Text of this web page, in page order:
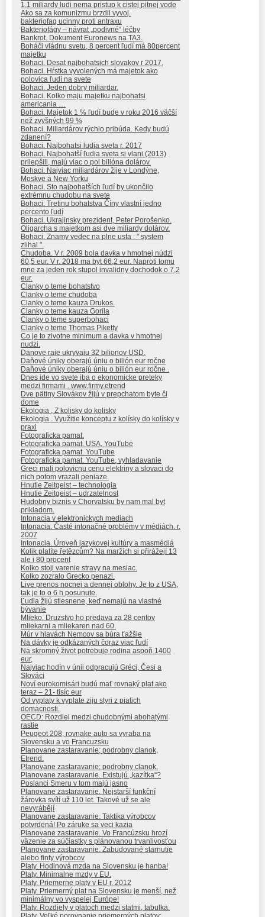
1,1 miliardy ludi nema pristup k cistej pitnej vode
Ako sa za komunizmu brzdil vyvoj.
bakteriofag ucinny proti antraxu
Bakteriofágy – návrat „podivné“ léčby
Bankrot. Dokument Euronews na TA3.
Boháči vládnu svetu, 8 percent ľudí má 80percent
majetku
Bohaci. Desat najbohatsich slovakov r 2017.
Bohaci. Hŕstka vyvolených má majetok ako
polovica ľudí na svete
Bohaci. Jeden dobry miliardar.
Bohaci. Kolko maju majetku najbohatsi
americania …
Bohaci. Majetok 1 % ľudí bude v roku 2016 väčší
než zvyšných 99 %
Bohaci. Miliardárov rýchlo pribúda. Kedy budú
zdanení?
Bohaci. Najbohatsi ludia sveta r. 2017
Bohaci. Najbohatší ľudia sveta si vlani (2013)
prilepšili, majú viac o pol bilióna dolárov.
Bohaci. Najviac miliardárov žije v Londýne,
Moskve a New Yorku
Bohaci. Sto najbohatších ľudí by ukončilo
extrémnu chudobu na svete
Bohaci. Tretinu bohatstva Číny vlastní jedno
percento ľudí
Bohaci. Ukrajinsky prezident, Peter Porošenko.
Oligarcha s majetkom asi dve miliardy dolárov.
Bohaci. Znamy vedec na plne usta : " system
zlihal ".
Chudoba. V r. 2009 bola davka v hmotnej núdzi
60,5 eur. V r. 2018 ma byt 66,2 eur. Naproti tomu
mne za jeden rok stupol invalidny dochodok o 7,2
eur.
Clanky o teme bohatstvo
Clanky o teme chudoba
Clanky o teme kauza Drukos.
Clanky o teme kauza Gorila
Clanky o teme superbohaci
Clanky o teme Thomas Piketty
Co je to zivotne minimum a davka v hmotnej
nudzi.
Danove raje ukryvaju 32 bilionov USD.
Daňové úniky oberajú úniu o bilión eur ročne
Daňové úniky oberajú úniu o bilión eur ročne .
Dnes ide vo svete iba o ekonomicke preteky
medzi firmami . www.firmy.etrend
Dve pätiny Slovákov žijú v prepchatom byte či
dome
Ekologia , Z kolisky do kolisky
Ekologia . Využitie konceptu z kolísky do kolísky v
praxi
Fotograficka pamat.
Fotograficka pamat. USA, YouTube
Fotograficka pamat. YouTube
Fotograficka pamat. YouTube, vyhladavanie
Greci mali polovicnu cenu elektriny a slovaci do
nich potom vrazali peniaze.
Hnutie Zeitgeist – technologia
Hnutie Zeitgeist – udrzatelnost
Hudobny biznis v Chorvatsku by nam mal byt
prikladom.
Intonacia v elektronickych mediach
Intonacia. Časté intonačné problémy v médiách. r.
2007
Intonacia. Úroveň jazykovej kultúry a masmédiá
Kolik platíte řetězcům? Na maržích si přirážejí 13
ale i 80 procent
Kolko stoji varenie stravy na mesiac.
Kolko zozralo Grecko penazi.
Live prenos nocnej a dennej oblohy. Je to z USA,
tak je to o 6 h posunute.
Ľudia žijú stiesnene, keď nemajú na vlastné
bývanie
Mlieko. Druzstvo ho predava za 28 centov
mliekarni a mliekaren nad 60.
Múr v hlavách Nemcov sa búra ťažšie
Na dávky je odkázaných čoraz viac ľudí
Na skromný život potrebuje rodina aspoň 1400
eur,
Najviac hodín v únii odpracujú Gréci, Česi a
Slováci
Noví eurokomisári budú mať rovnaký plat ako
teraz – 21- tisíc eur
Od vyplaty k vyplate ziju styri z piatich
domacnosti.
OECD: Rozdiel medzi chudobnými abohatými
rastie
Peugeot 208, rovnake auto sa vyraba na
Slovensku a vo Francuzsku
Planovane zastaravanie; podrobny clanok,
Etrend.
Planovane zastaravanie; podrobny clanok.
Planovane zastaravanie. Existujú „kazítka“?
Poslanci Smeru v tom majú jasno
Planovane zastaravanie. Nejstarší funkční
žárovka svítí už 110 let. Takové už se ale
nevyrábějí
Planovane zastaravanie. Taktika výrobcov
potvrdená! Po záruke sa veci kazia
Planovane zastaravanie. Vo Francúzsku hrozí
väzenie za súčiastky s plánovanou trvanlivosťou
Planovane zastaravanie. Zabudované starnutie
alebo finty výrobcov
Platy. Hodinová mzda na Slovensku je hanba!
Platy. Minimalne mzdy v EU.
Platy. Priemerne platy v EU r. 2012
Platy. Priemerný plat na Slovensku je menší, než
minimálny vo vyspelej Európe!
Platy. Rozdiely v platoch medzi statmi, tabulka.